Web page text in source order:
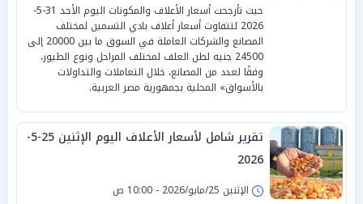
حيث تأرجحت أسعار الأعلاف والمكونات اليوم الأحد 31-5-
2026 لتتفاوت أسعار أعلاف بادي التسمين لمختلف
المصانع والشركات العاملة في السوق ما بين 20000 إلى
24500 جنيه لطن العلف لمختلف المراحل ونوع الطيور،
وفقًا لعدد من المصانع، خلال التعاملات والتداولات
بالأسواق» المحلية بجمهورية مصر العربية.
تقرير شامل لأسعار الأعلاف اليوم الإثنين 25-5-
2026
الإثنين 25/مايو/2026 - 10:00 ص